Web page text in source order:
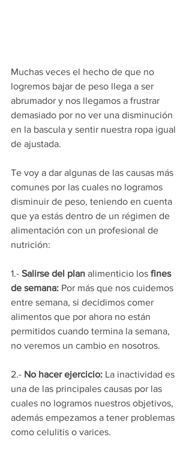
Muchas veces el hecho de que no
logremos bajar de peso llega a ser
abrumador y nos llegamos a frustrar
demasiado por no ver una disminución
en la bascula y sentir nuestra ropa igual
de ajustada.
Te voy a dar algunas de las causas más
comunes por las cuales no logramos
disminuir de peso, teniendo en cuenta
que ya estás dentro de un régimen de
alimentación con un profesional de
nutrición:
1.- Salirse del plan alimenticio los fines
de semana: Por más que nos cuidemos
entre semana, si decidimos comer
alimentos que por ahora no están
permitidos cuando termina la semana,
no veremos un cambio en nosotros.
2.- No hacer ejercicio: La inactividad es
una de las principales causas por las
cuales no logramos nuestros objetivos,
además empezamos a tener problemas
como celulitis o varices.